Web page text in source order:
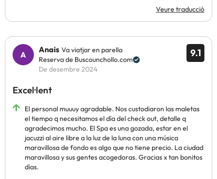
Veure traducció
9.1
Anais Va viatjar en parella
Reserva de Buscounchollo.com
De desembre 2024
Excel·lent
El personal muuuy agradable. Nos custodiaron las maletas
el tiempo q necesitamos el día del check out, detalle q
agradecimos mucho. El Spa es una gozada, estar en el
jacuzzi al aire libre a la luz de la luna con una música
maravillosa de fondo es algo que no tiene precio. La ciudad
maravillosa y sus gentes acogedoras. Gracias x tan bonitos
días.